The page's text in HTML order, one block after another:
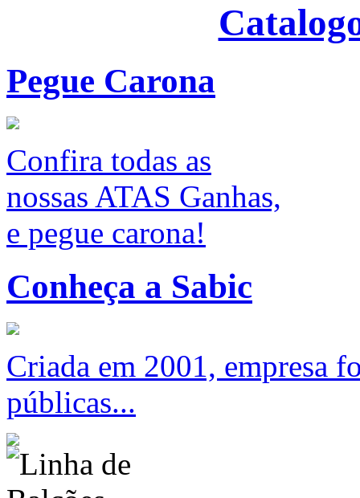
Pegue Carona
Confira todas as
nossas ATAS Ganhas,
e pegue carona!
Conheça a Sabic
Criada em 2001, empresa
públicas...